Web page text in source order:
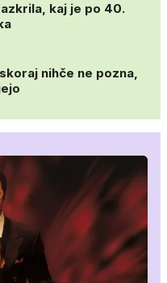
kaj je po 40.
nihče ne pozna,